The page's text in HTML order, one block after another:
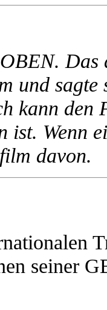
Das
und
kann den
ist. Wenn
davon.
seiner